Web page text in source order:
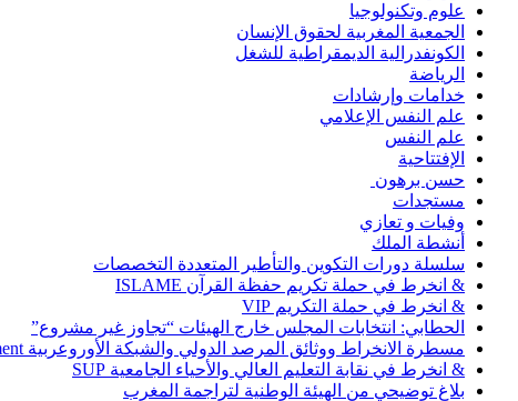
علوم وتكنولوجيا
الجمعية المغربية لحقوق الإنسان
الكونفدرالية الديمقراطية للشغل
الرياضة
خدامات وإرشادات
علم النفس الإعلامي
علم النفس
الإفتتاحية
حسن برهون
مستجدات
وفيات و تعازي
أنشطة الملك
سلسلة دورات التكوين والتأطير المتعددة التخصصات
& انخرط في حملة تكريم حفظة القرآن ISLAME
& انخرط في حملة التكريم VIP
الحطابي: انتخابات المجلس خارج الهيئات “تجاوز غير مشروع”
مسطرة الانخراط ووثائق المرصد الدولي والشبكة الأوروعربية Abonnement
& انخرط في نقابة التعليم العالي والأحياء الجامعية SUP
بلاغ توضيحي من الهيئة الوطنية لتراجمة المغرب